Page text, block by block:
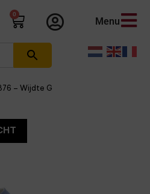
0
Menu
– Wijdte G